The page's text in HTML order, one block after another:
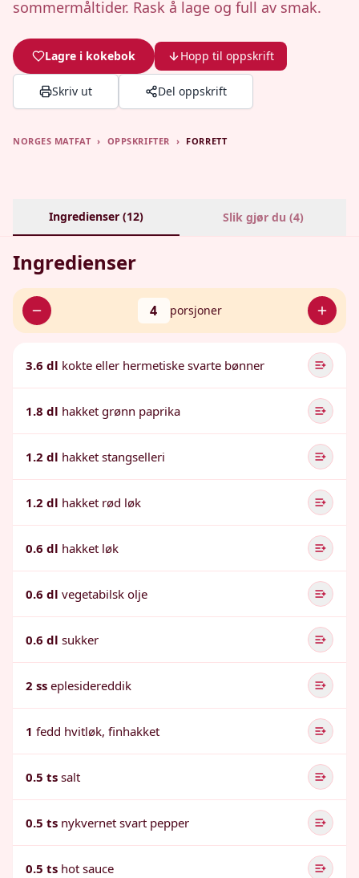
sommermåltider. Rask å lage og full av smak.
Lagre i kokebok Hopp til oppskrift
Skriv ut Del oppskrift
NORGES MATFAT › OPPSKRIFTER › FORRETT
Ingredienser (12) Slik gjør du (4)
Ingredienser
4 porsjoner
3.6 dl kokte eller hermetiske svarte bønner
1.8 dl hakket grønn paprika
1.2 dl hakket stangselleri
1.2 dl hakket rød løk
0.6 dl hakket løk
0.6 dl vegetabilsk olje
0.6 dl sukker
2 ss eplesidereddik
1 fedd hvitløk, finhakket
0.5 ts salt
0.5 ts nykvernet svart pepper
0.5 ts hot sauce